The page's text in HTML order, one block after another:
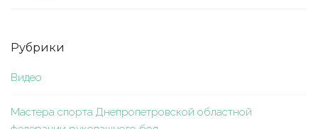
Рубрики
Видео
Мастера спорта Днепропетровской областной